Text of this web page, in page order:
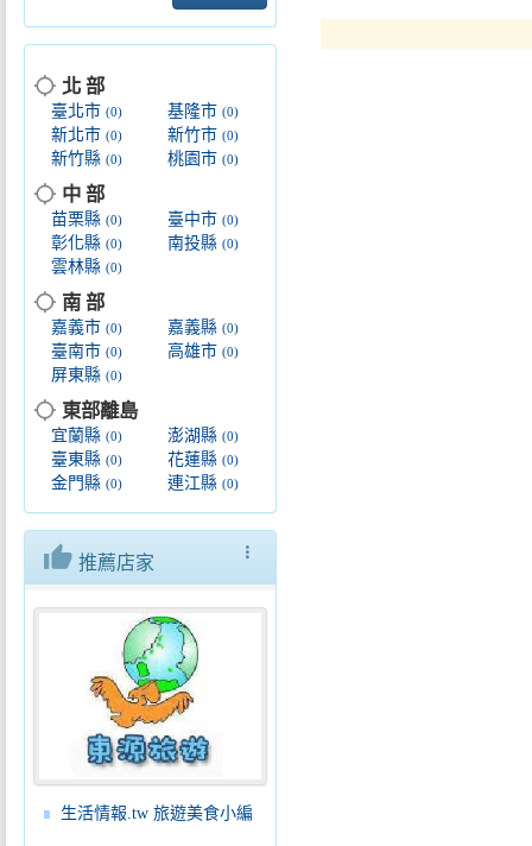
location_searching 北 部
臺北市 (0) 基隆市(0)
新北市 (0) 新竹市(0)
新竹縣 (0) 桃園市(0)
location_searching 中 部
苗栗縣 (0) 臺中市(0)
彰化縣 (0) 南投縣(0)
雲林縣 (0)
location_searching 南 部
嘉義市 (0) 嘉義縣(0)
臺南市 (0) 高雄市(0)
屏東縣 (0)
location_searching 東部離島
宜蘭縣 (0) 澎湖縣(0)
臺東縣 (0) 花蓮縣(0)
金門縣 (0) 連江縣(0)
more_vert
thumb_up 推薦店家
生活情報.tw 旅遊美食小編